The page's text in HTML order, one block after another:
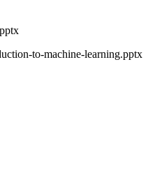
to-machine-learning.pptx